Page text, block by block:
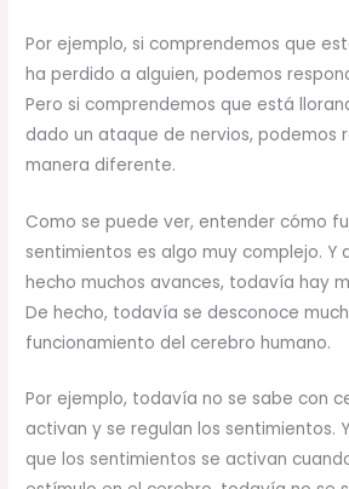
Por ejemplo, si comprendemos que
ha perdido a alguien, podemos
Pero si comprendemos que está
dado un ataque de nervios, podemos
manera diferente.
Como se puede ver, entender cómo
sentimientos es algo muy complejo. Y
hecho muchos avances, todavía hay
De hecho, todavía se desconoce
funcionamiento del cerebro humano.
Por ejemplo, todavía no se sabe con
activan y se regulan los sentimientos.
que los sentimientos se activan